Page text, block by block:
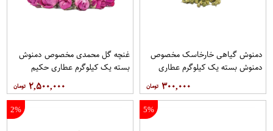
دمنوش گیاهی خارخاسک مخصوص
دمنوش بسته یک کیلوگرم عطاری
۳۰۰,۰۰۰
غنچه گل محمدی مخصوص دمنوش
بسته یک کیلوگرم عطاری حکیم
۲,۵۰۰,۰۰۰
5%
2%